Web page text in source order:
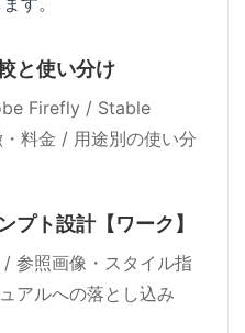
と使い分け
Firefly / Stable
料金 / 用途別の使い分
プト設計【ワーク】
参照画像・スタイル指
アルへの落とし込み